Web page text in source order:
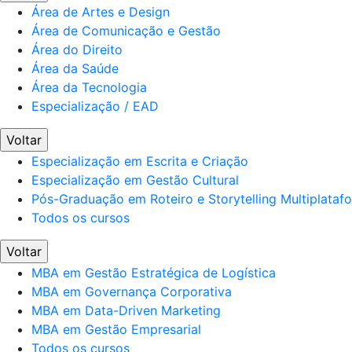
Área de Artes e Design
Área de Comunicação e Gestão
Área do Direito
Área da Saúde
Área da Tecnologia
Especialização / EAD
Voltar
Especialização em Escrita e Criação
Especialização em Gestão Cultural
Pós-Graduação em Roteiro e Storytelling
Todos os cursos
Voltar
MBA em Gestão Estratégica de Logística
MBA em Governança Corporativa
MBA em Data-Driven Marketing
MBA em Gestão Empresarial
Todos os cursos